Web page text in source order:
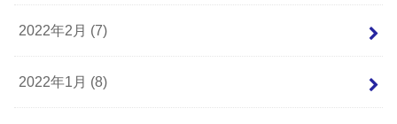
2022年2月 (7)
2022年1月 (8)